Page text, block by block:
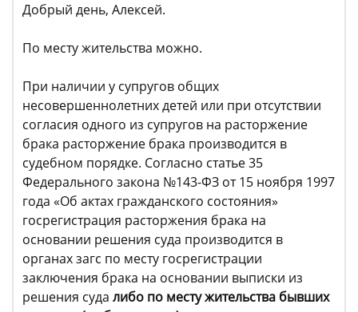
Добрый день, Алексей.
По месту жительства можно.
При наличии у супругов общих
несовершеннолетних детей или при отсутствии
согласия одного из супругов на расторжение
брака расторжение брака производится в
судебном порядке. Согласно статье 35
Федерального закона №143-ФЗ от 15 ноября 1997
года «Об актах гражданского состояния»
госрегистрация расторжения брака на
основании решения суда производится в
органах загс по месту госрегистрации
заключения брака на основании выписки из
решения суда либо по месту жительства бывших